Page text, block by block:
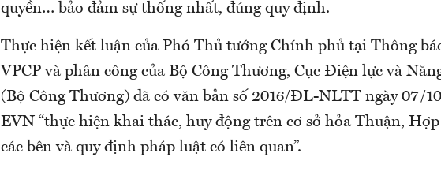
quyền… bảo đảm sự thống nhất, đúng quy định.
Thực hiện kết luận của Phó Thủ tướng Chính phủ tại Thông
VPCP và phân công của Bộ Công Thương, Cục Điện lực và
(Bộ Công Thương) đã có văn bản số 2016/ĐL-NLTT ngày 07/
EVN “thực hiện khai thác, huy động trên cơ sở hỏa Thuận,
các bên và quy định pháp luật có liên quan”.